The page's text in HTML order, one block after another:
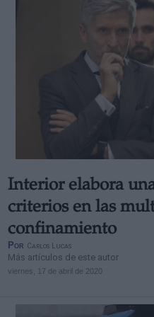
Interior elabora
criterios en las
confinamiento
Por Carlos Lucas
Más artículos de este autor
viernes, 17 de abril de 2020